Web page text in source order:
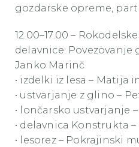
gozdarske opreme,
12.00–17.00 –
delavnice: Povezovanje
Janko Marinč
• izdelki iz lesa – Matija
• ustvarjanje z glino –
• lončarsko ustvarjanje
• delavnica Konstrukta –
• lesorez – Pokrajinski